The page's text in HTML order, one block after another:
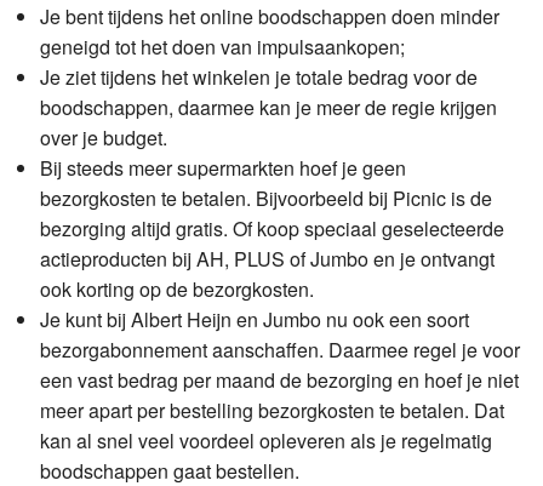
Je bent tijdens het online boodschappen doen minder
geneigd tot het doen van impulsaankopen;
Je ziet tijdens het winkelen je totale bedrag voor de
boodschappen, daarmee kan je meer de regie krijgen
over je budget.
Bij steeds meer supermarkten hoef je geen
bezorgkosten te betalen. Bijvoorbeeld bij Picnic is de
bezorging altijd gratis. Of koop speciaal geselecteerde
actieproducten bij AH, PLUS of Jumbo en je ontvangt
ook korting op de bezorgkosten.
Je kunt bij Albert Heijn en Jumbo nu ook een soort
bezorgabonnement aanschaffen. Daarmee regel je voor
een vast bedrag per maand de bezorging en hoef je niet
meer apart per bestelling bezorgkosten te betalen. Dat
kan al snel veel voordeel opleveren als je regelmatig
boodschappen gaat bestellen.